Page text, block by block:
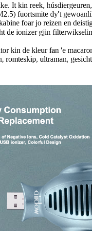
It kin reek,
fuortsmite dy't
foar jo reizen en
de ionizer gjin
kin de kleur fan 'e
ultraman,